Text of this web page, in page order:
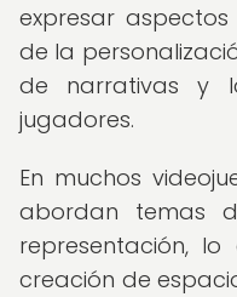
expresar
de la
de narrativas y
jugadores.
En muchos
abordan temas
representación,
creación de